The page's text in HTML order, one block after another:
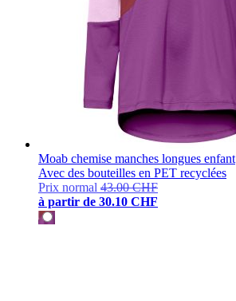
Moab chemise manches longues enfant
Avec des bouteilles en PET recyclées
Prix normal 43.00 CHF
à partir de 30.10 CHF